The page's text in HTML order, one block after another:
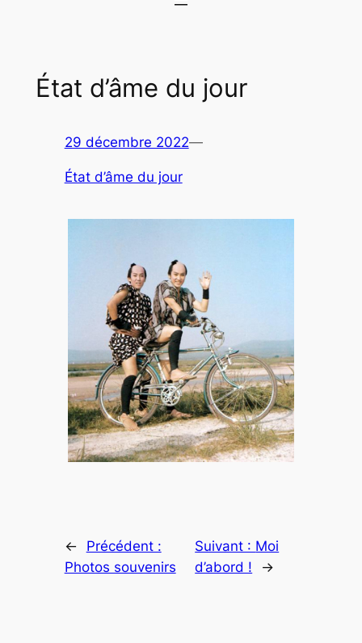
État d’âme du jour
29 décembre 2022—
État d’âme du jour
←
Précédent :
Photos souvenirs
Suivant : Moi
d’abord !
→